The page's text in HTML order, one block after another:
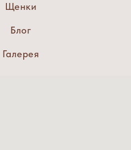
Щенки
Блог
Галерея